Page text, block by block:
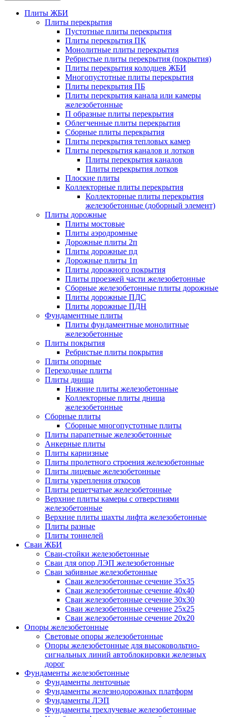
Плиты ЖБИ
Плиты перекрытия
Пустотные плиты перекрытия
Плиты перекрытия ПК
Монолитные плиты перекрытия
Ребристые плиты перекрытия (покрытия)
Плиты перекрытия колодцев ЖБИ
Многопустотные плиты перекрытия
Плиты перекрытия ПБ
Плиты перекрытия канала или камеры
железобетонные
П образные плиты перекрытия
Облегченные плиты перекрытия
Сборные плиты перекрытия
Плиты перекрытия тепловых камер
Плиты перекрытия каналов и лотков
Плиты перекрытия каналов
Плиты перекрытия лотков
Плоские плиты
Коллекторные плиты перекрытия
Коллекторные плиты перекрытия
железобетонные (доборный элемент)
Плиты дорожные
Плиты мостовые
Плиты аэродромные
Дорожные плиты 2п
Плиты дорожные пд
Дорожные плиты 1п
Плиты дорожного покрытия
Плиты проезжей части железобетонные
Сборные железобетонные плиты дорожные
Плиты дорожные ПДС
Плиты дорожные ПДН
Фундаментные плиты
Плиты фундаментные монолитные
железобетонные
Плиты покрытия
Ребристые плиты покрытия
Плиты опорные
Переходные плиты
Плиты днища
Нижние плиты железобетонные
Коллекторные плиты днища
железобетонные
Сборные плиты
Сборные многопустотные плиты
Плиты парапетные железобетонные
Анкерные плиты
Плиты карнизные
Плиты пролетного строения железобетонные
Плиты лицевые железобетонные
Плиты укрепления откосов
Плиты решетчатые железобетонные
Верхние плиты камеры с отверстиями
железобетонные
Верхние плиты шахты лифта железобетонные
Плиты разные
Плиты тоннелей
Сваи ЖБИ
Сваи-стойки железобетонные
Сваи для опор ЛЭП железобетонные
Сваи забивные железобетонные
Сваи железобетонные сечение 35x35
Сваи железобетонные сечение 40x40
Сваи железобетонные сечение 30x30
Сваи железобетонные сечение 25x25
Сваи железобетонные сечение 20x20
Опоры железобетонные
Световые опоры железобетонные
Опоры железобетонные для высоковольтно-
сигнальных линий автоблокировки железных
дорог
Фундаменты железобетонные
Фундаменты ленточные
Фундаменты железнодорожных платформ
Фундаменты ЛЭП
Фундаменты трехлучевые железобетонные